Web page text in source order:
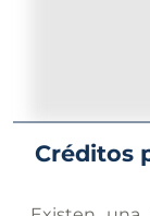
Créditos